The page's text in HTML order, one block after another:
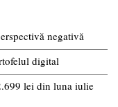
negativă
digital
lei din luna iulie